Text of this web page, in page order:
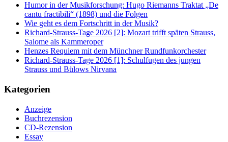
Humor in der Musikforschung: Hugo Riemanns Traktat „De
cantu fractibili“ (1898) und die Folgen
Wie geht es dem Fortschritt in der Musik?
Richard-Strauss-Tage 2026 [2]: Mozart trifft späten Strauss,
Salome als Kammeroper
Henzes Requiem mit dem Münchner Rundfunkorchester
Richard-Strauss-Tage 2026 [1]: Schulfugen des jungen
Strauss und Bülows Nirvana
Kategorien
Anzeige
Buchrezension
CD-Rezension
Essay